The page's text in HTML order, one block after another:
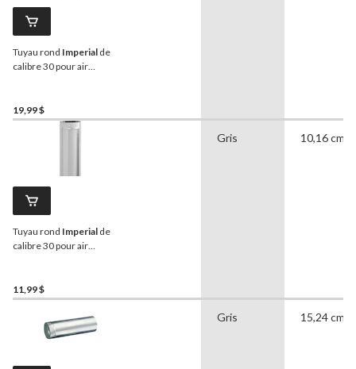
Tuyau rond Imperial de
calibre 30 pour air
diamètre, 60 po de
longueur
19,99 $
Tuyau rond Imperial de
calibre 30 pour air
diamètre, 30 po de
longueur
11,99 $
Gris 10,16 cm
Gris 15,24 cm